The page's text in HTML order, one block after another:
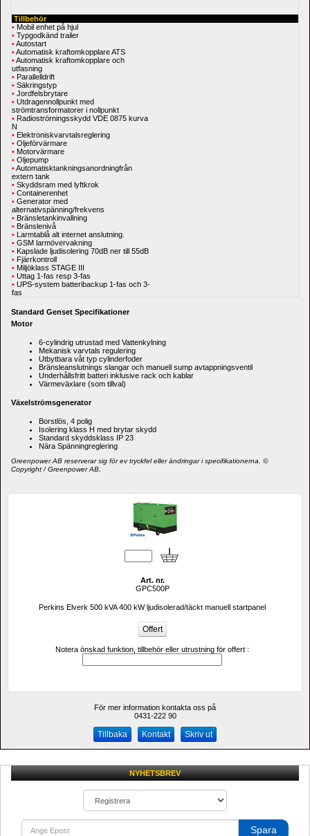
Tillbehör
• Mobil enhet på hjul
• Typgodkänd trailer
•Autostart
•Automatisk kraftomkopplare ATS
•Automatisk kraftomkopplare och
utfasning
• Parallelldrift
• Säkringstyp
• Jordfelsbrytare
• Utdragennollpunkt med
strömtransformatorer i nollpunkt
• Radioströrningsskydd VDE 0875 kurva
N
• Elektroniskvarvtalsreglering
• Oljeförvärmare
• Motorvärmare
• Oljepump
•Automatisktankningsanordningfrån
extern tank
• Skyddsram med lyftkrok
• Containerenhet
• Generator med
alternativspänning/frekvens
• Bränsletankinvallning
• Bränslenivå
• Larmtablå alt internet anslutning.
• GSM larmövervakning
• Kapslade ljudisolering 70dB ner till 55dB
• Fjärrkontroll
• Miljöklass STAGE III
• Uttag 1-fas resp 3-fas
• UPS-system batteribackup 1-fas och 3-
fas
Standard Genset Specifikationer
Motor
6-cylindrig utrustad med Vattenkylning
Mekanisk varvtals regulering
Utbytbara våt typ cylinderfoder
Bränsleanslutnings slangar och manuell sump avtappningsventil
Underhållsfritt batteri inklusive rack och kablar
Värmeväxlare (som tillval)
Växelströmsgenerator
Borstlös 4 polig
Isolering klass H med brytar skydd
Standard skyddsklass IP 23
Nära Spänningreglering
Greenpower AB reserverar sig för ev tryckfel eller ändringar i specifikationerna. ©
Copyright / Greenpower AB.
Art. nr.
GPC500P
Perkins Elverk 500 kVA 400 kW ljudisolerad/täckt manuell startpanel
Notera önskad funktion, tillbehör eller utrustning för offert :
För mer information kontakta oss på
0431-222 90
Kontakt Skriv ut
NYHETSBREV
Spara